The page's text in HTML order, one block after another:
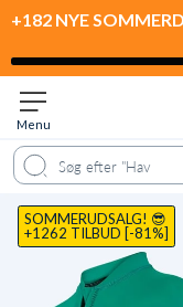
+182 NYE
Menu
til Levering &
SOMMERUDSALG! 😎
+1262 TILBUD [-81%]